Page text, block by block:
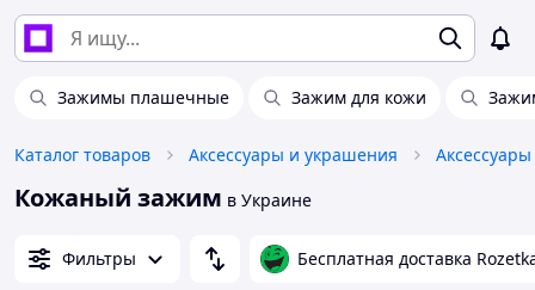
Зажимы плашечные Зажим для кожи
Каталог товаров Аксессуары и украшения Аксессуары
Кожаный зажим в Украине
Фильтры Бесплатная доставка